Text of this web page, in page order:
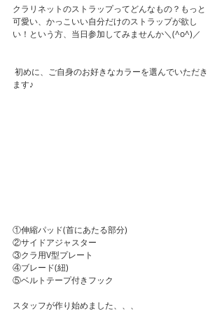
クラリネットのストラップってどんなもの？もっと
可愛い、かっこいい自分だけのストラップが欲し
い！という方、当日参加してみませんか＼(^o^)／
ます♪
①伸縮パッド(首にあたる部分)
②サイドアジャスター
③クラ用V型プレート
④ブレード(紐)
⑤ベルトテープ付きフック
スタッフが作り始めました、、、